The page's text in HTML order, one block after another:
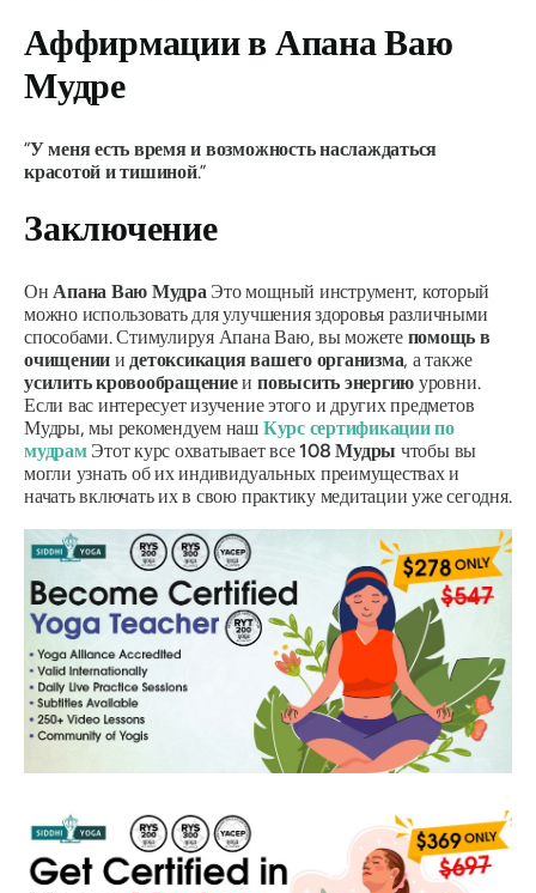
Аффирмации вАпана Ваю
Мудре
“У меня есть время и возможность наслаждаться
красотой и тишиной.”
Заключение
ОнАпана Ваю МудраЭто мощный инструмент, который
можно использовать для улучшения здоровья различными
способами. Стимулируя Апана Ваю, вы можете помощь в
очищении идетоксикация вашего организма, а также
усилить кровообращениеиповысить энергию уровни.
Если вас интересует изучение этого и других предметов
Мудры, мы рекомендуем наш Курс сертификациипо
мудрам Этот курс охватывает все108Мудры чтобы вы
могли узнать об их индивидуальных преимуществах и
начать включать их в свою практику медитации уже сегодня.